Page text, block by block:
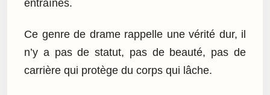
entraînés.
Ce genre de drame rappelle une vérité dur, il
n’y a pas de statut, pas de beauté, pas de
carrière qui protège du corps qui lâche.